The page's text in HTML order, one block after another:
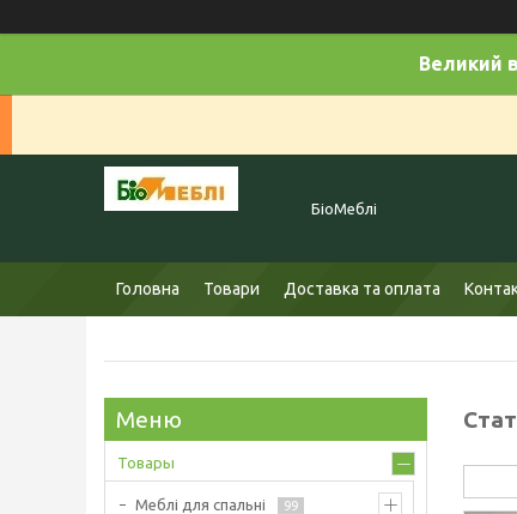
Великий
БіоМеблі
Головна Товари Доставка та оплата
Товары
Меблі для спальні 99